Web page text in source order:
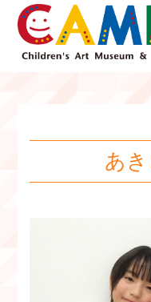
あ